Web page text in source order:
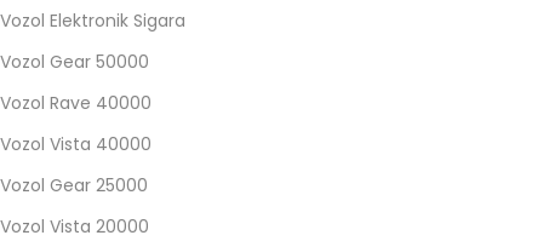
Vozol Elektronik Sigara
Vozol Gear 50000
Vozol Rave 40000
Vozol Vista 40000
Vozol Gear 25000
Vozol Vista 20000